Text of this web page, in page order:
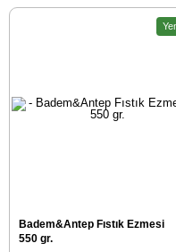
Badem&Antep Fıstık Ezmesi
550 gr.